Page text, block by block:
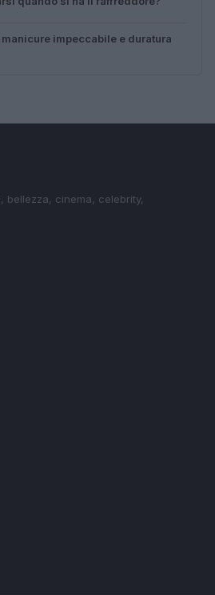
manicure impeccabile e duratura
bellezza, cinema, celebrity,